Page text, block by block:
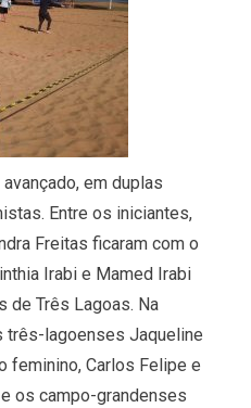
em duplas
Entre os iniciantes,
Freitas ficaram com o
Irabi e Mamed Irabi
de Três Lagoas. Na
três-lagoenses Jaqueline
feminino, Carlos Felipe e
os campo-grandenses